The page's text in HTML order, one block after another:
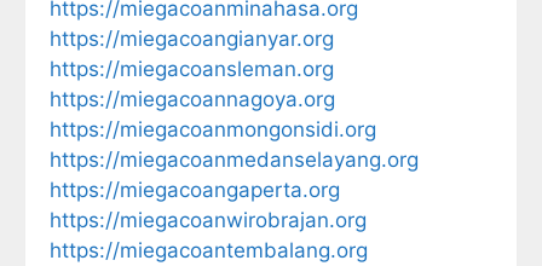
https://miegacoanminahasa.org
https://miegacoangianyar.org
https://miegacoansleman.org
https://miegacoannagoya.org
https://miegacoanmongonsidi.org
https://miegacoanmedanselayang.org
https://miegacoangaperta.org
https://miegacoanwirobrajan.org
https://miegacoantembalang.org